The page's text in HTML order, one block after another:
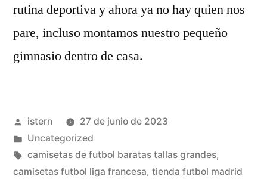
rutina deportiva y ahora ya no hay quien nos
pare, incluso montamos nuestro pequeño
gimnasio dentro de casa.
Publicado
por
istern
27 de junio de 2023
Publicado
en
Uncategorized
Etiquetas:
camisetas de futbol baratas tallas grandes,
camisetas futbol liga francesa, tienda futbol madrid